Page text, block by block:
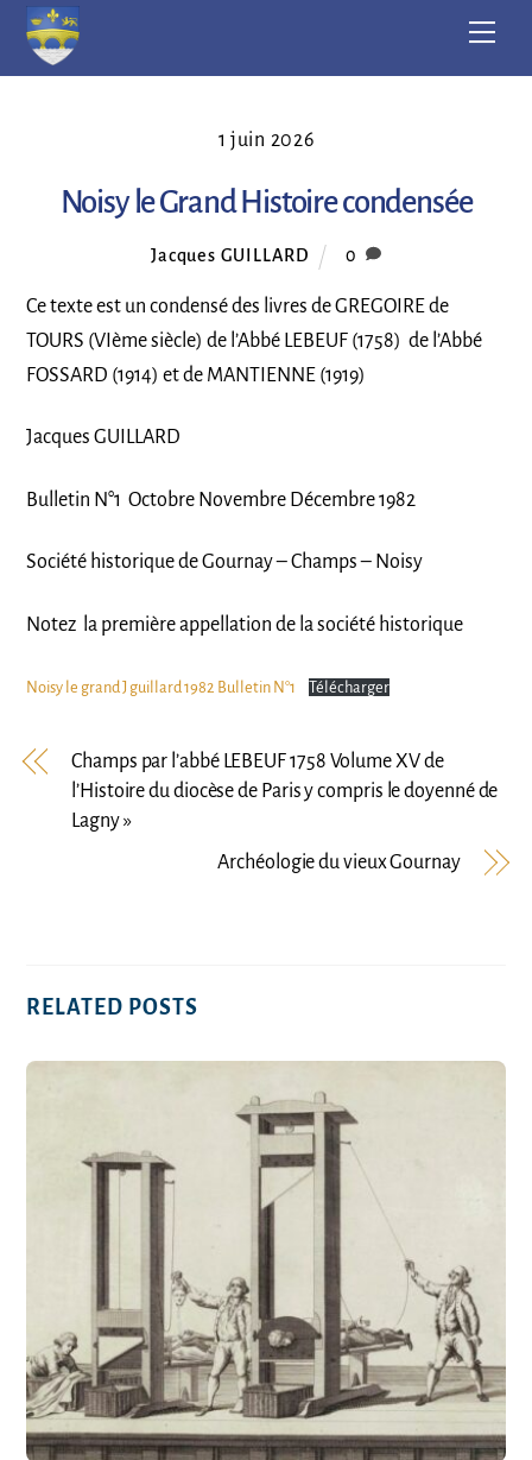
Skip
1 juin 2026
Noisy le Grand Histoire condensée
Jacques GUILLARD 0
Ce texte est un condensé des livres de GREGOIRE de
TOURS (VIème siècle) de l’Abbé LEBEUF (1758) de l’Abbé
FOSSARD (1914) et de MANTIENNE (1919)
Jacques GUILLARD
Bulletin N°1 Octobre Novembre Décembre 1982
Société historique de Gournay – Champs – Noisy
Notez la première appellation de la société historique
Noisy le grand J guillard 1982 Bulletin N°1 Télécharger
Champs par l’abbé LEBEUF 1758 Volume XV de
l’Histoire du diocèse de Paris y compris le doyenné de
Lagny »
Archéologie du vieux Gournay
RELATED POSTS